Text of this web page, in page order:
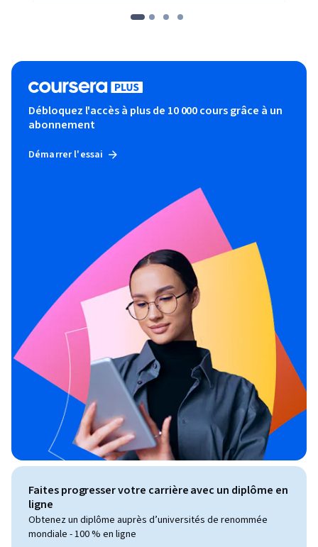
Débloquez l'accès à plus de 10 000 cours grâce à un
abonnement
Démarrer l'essai
Faites progresser votre carrière avec un diplôme en
ligne
Obtenez un diplôme auprès d’universités de renommée
mondiale - 100 % en ligne